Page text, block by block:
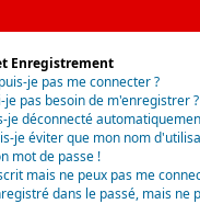
Enregistrement
je pas me connecter ?
je pas besoin de m'enregistrer ?
je déconnecté
je éviter que mon nom
mot de passe !
mais ne peux pas me
dans le passé, mais ne